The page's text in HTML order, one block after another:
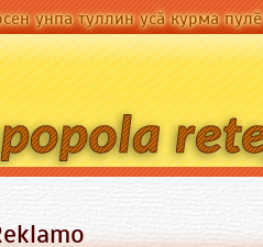
унпа туллин усӑ курма пулӗ